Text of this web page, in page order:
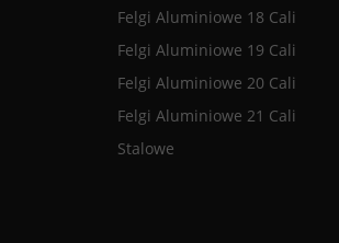
Felgi Aluminiowe 18 Cali
Felgi Aluminiowe 19 Cali
Felgi Aluminiowe 20 Cali
Felgi Aluminiowe 21 Cali
Stalowe